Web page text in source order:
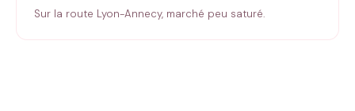
Sur la route Lyon-Annecy, marché peu saturé.